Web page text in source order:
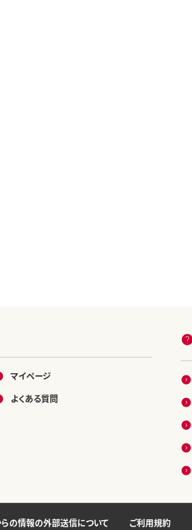
マイページ
よくある質問
の情報の外部送信について ご利用規約